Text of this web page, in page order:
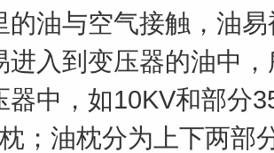
的油与空气接触，油
进入到变压器的油中
器中，如10KV和部分
；油枕分为上下两部